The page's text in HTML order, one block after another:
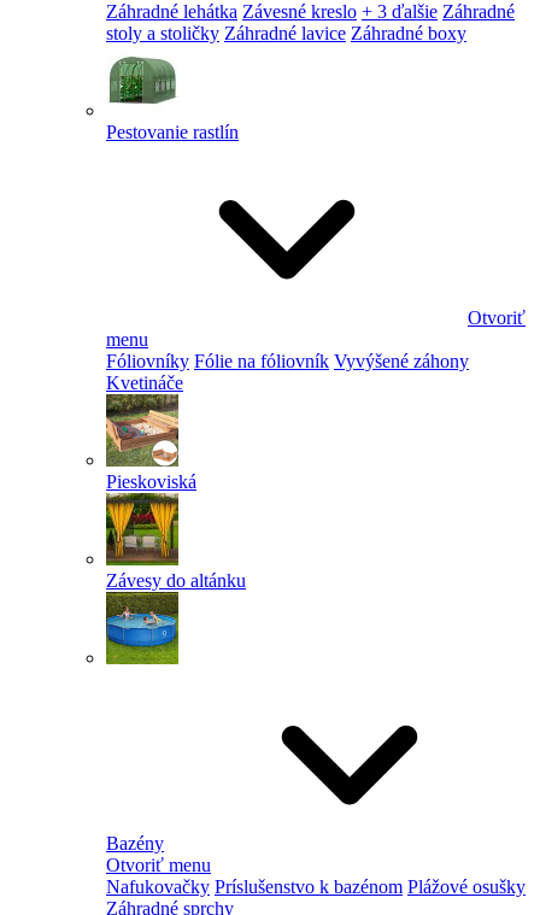
Záhradné lehátka Závesné kreslo + 3 ďalšie Záhradné
stoly a stoličky Záhradné lavice Záhradné boxy
Pestovanie rastlín
Otvoriť
menu
Fóliovníky Fólie na fóliovník Vyvýšené záhony
Kvetináče
Pieskoviská
Závesy do altánku
Bazény
Otvoriť menu
Nafukovačky Príslušenstvo k bazénom Plážové osušky
Záhradné sprchy